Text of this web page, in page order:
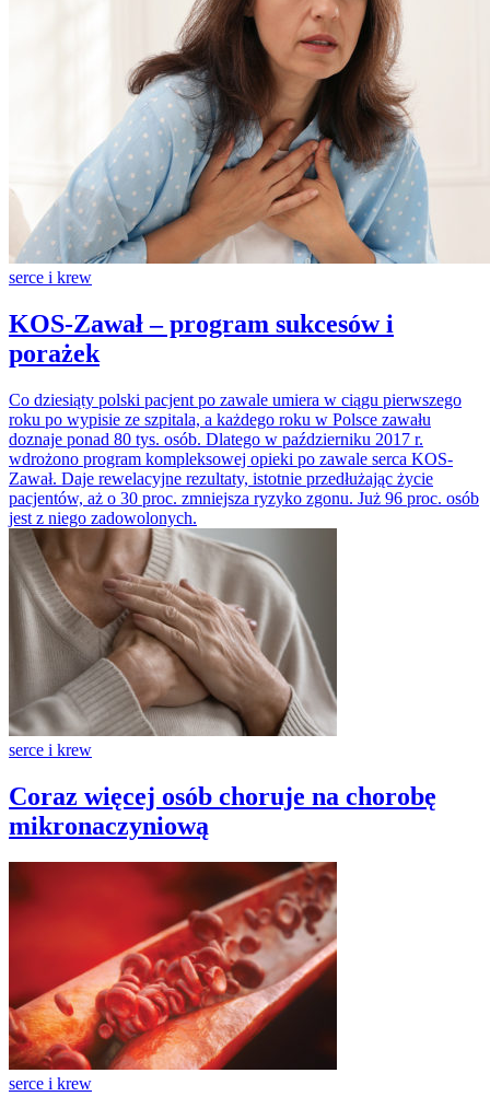
serce i krew
KOS-Zawał – program sukcesów i
porażek
Co dziesiąty polski pacjent po zawale umiera w ciągu pierwszego
roku po wypisie ze szpitala, a każdego roku w Polsce zawału
doznaje ponad 80 tys. osób. Dlatego w październiku 2017 r.
wdrożono program kompleksowej opieki po zawale serca KOS-
Zawał. Daje rewelacyjne rezultaty, istotnie przedłużając życie
pacjentów, aż o 30 proc. zmniejsza ryzyko zgonu. Już 96 proc. osób
jest z niego zadowolonych.
serce i krew
Coraz więcej osób choruje na chorobę
mikronaczyniową
serce i krew